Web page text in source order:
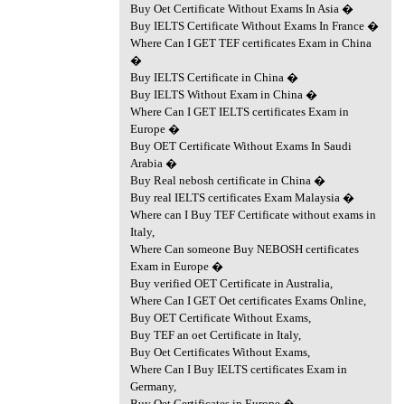
Buy Oet Certificate Without Exams In Asia �
Buy IELTS Certificate Without Exams In France �
Where Can I GET TEF certificates Exam in China
�
Buy IELTS Certificate in China �
Buy IELTS Without Exam in China �
Where Can I GET IELTS certificates Exam in
Europe �
Buy OET Certificate Without Exams In Saudi
Arabia �
Buy Real nebosh certificate in China �
Buy real IELTS certificates Exam Malaysia �
Where can I Buy TEF Certificate without exams in
Italy,
Where Can someone Buy NEBOSH certificates
Exam in Europe �
Buy verified OET Certificate in Australia,
Where Can I GET Oet certificates Exams Online,
Buy OET Certificate Without Exams,
Buy TEF an oet Certificate in Italy,
Buy Oet Certificates Without Exams,
Where Can I Buy IELTS certificates Exam in
Germany,